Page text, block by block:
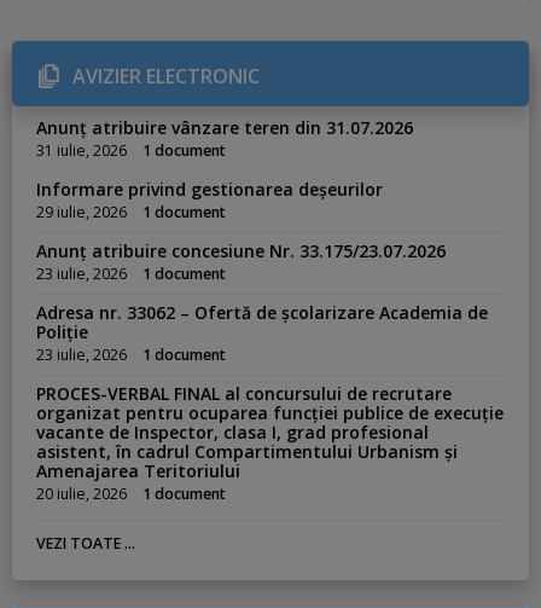
r
i
e
s
AVIZIER ELECTRONIC
Anunț atribuire vânzare teren din 31.07.2026
31 iulie, 2026 1 document
Informare privind gestionarea deșeurilor
29 iulie, 2026 1 document
Anunț atribuire concesiune Nr. 33.175/23.07.2026
23 iulie, 2026 1 document
Adresa nr. 33062 – Ofertă de școlarizare Academia de
Poliție
23 iulie, 2026 1 document
PROCES-VERBAL FINAL al concursului de recrutare
organizat pentru ocuparea funcției publice de execuție
vacante de Inspector, clasa I, grad profesional
asistent, în cadrul Compartimentului Urbanism și
Amenajarea Teritoriului
20 iulie, 2026 1 document
VEZI TOATE ...